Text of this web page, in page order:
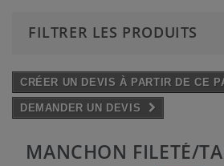
FILTRER LES PRODUITS
CRÉER UN DEVIS À PARTIR DE CE
DEMANDER UN DEVIS
MANCHON FILETÉ/